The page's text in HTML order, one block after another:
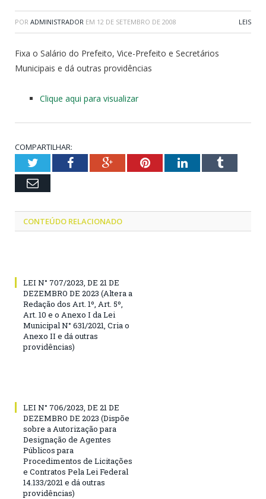
POR ADMINISTRADOR EM 12 DE SETEMBRO DE 2008 LEIS
Fixa o Salário do Prefeito, Vice-Prefeito e Secretários
Municipais e dá outras providências
Clique aqui para visualizar
COMPARTILHAR:
TwitterFacebookGoogle+PinterestLinkedInTumblr
Email
CONTEÚDO RELACIONADO
LEI N° 707/2023, DE 21 DE
DEZEMBRO DE 2023 (Altera a
Redação dos Art. 1º, Art. 5º,
Art. 10 e o Anexo I da Lei
Municipal N° 631/2021, Cria o
Anexo II e dá outras
providências)
LEI N° 706/2023, DE 21 DE
DEZEMBRO DE 2023 (Dispõe
sobre a Autorização para
Designação de Agentes
Públicos para
Procedimentos de Licitações
e Contratos Pela Lei Federal
14.133/2021 e dá outras
providências)